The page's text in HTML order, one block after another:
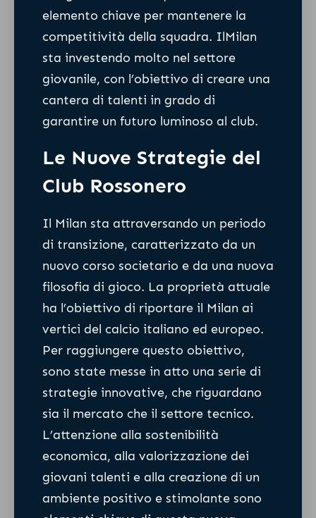
elemento chiave per mantenere la
competitività della squadra. IlMilan
sta investendo molto nel settore
giovanile, con l’obiettivo di creare una
cantera di talenti in grado di
garantire un futuro luminoso al club.
Le Nuove Strategie del
Club Rossonero
Il Milan sta attraversando un periodo
di transizione, caratterizzato da un
nuovo corso societario e da una nuova
filosofia di gioco. La proprietà attuale
ha l’obiettivo di riportare il Milan ai
vertici del calcio italiano ed europeo.
Per raggiungere questo obiettivo,
sono state messe in atto una serie di
strategie innovative, che riguardano
sia il mercato che il settore tecnico.
L’attenzione alla sostenibilità
economica, alla valorizzazione dei
giovani talenti e alla creazione di un
ambiente positivo e stimolante sono